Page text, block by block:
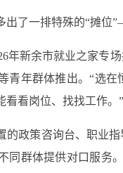
出了一排特殊的“摊位
年新余市就业之家专
青年群体推出。“选
看岗位、找找工作。
的政策咨询台、职业
同群体提供对口服务